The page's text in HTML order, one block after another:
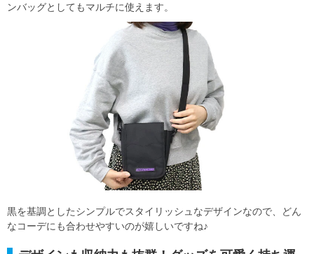
ンバッグとしてもマルチに使えます。
黒を基調としたシンプルでスタイリッシュなデザインなので、どん
なコーデにも合わせやすいのが嬉しいですね♪